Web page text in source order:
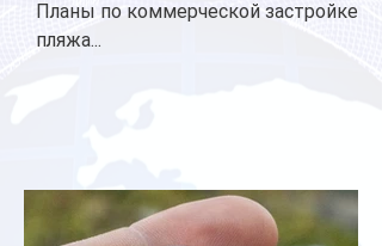
Планы по коммерческой застройке
пляжа...